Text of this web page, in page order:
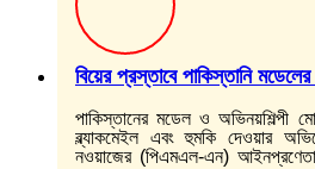
বিয়ের প্রস্তাবে পাকিস্তানি
পাকিস্তানের মডেল ও অভিনয়শিল্পী
ব্ল্যাকমেইল এবং হুমকি দেওয়ার
নওয়াজের (পিএমএল-এন) আইনপ্রণেতা